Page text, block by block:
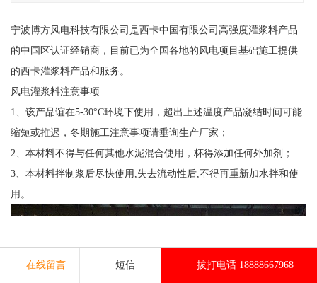
宁波博方风电科技有限公司是西卡中国有限公司高强度灌浆料产品
的中国区认证经销商，目前已为全国各地的风电项目基础施工提供
的西卡灌浆料产品和服务。
风电灌浆料注意事项
1、该产品谊在5-30°C环境下使用，超出上述温度产品凝结时间可能
缩短或推迟，冬期施工注意事项请垂询生产厂家；
2、本材料不得与任何其他水泥混合使用，杯得添加任何外加剂；
3、本材料拌制浆后尽快使用,失去流动性后,不得再重新加水拌和使
用。
在线留言 短信 拔打电话 18888667968